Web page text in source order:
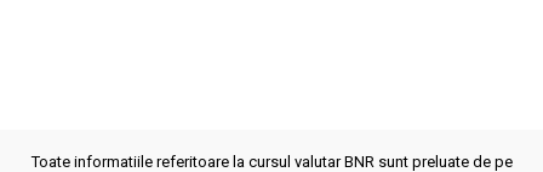
Toate informatiile referitoare la cursul valutar BNR sunt preluate de pe